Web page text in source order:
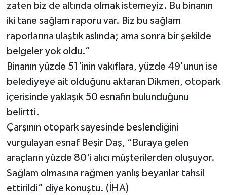
zaten biz de altında olmak istemeyiz. Bu binanın
iki tane sağlam raporu var. Biz bu sağlam
raporlarına ulaştık aslında; ama sonra bir şekilde
belgeler yok oldu.”
Binanın yüzde 51'inin vakıflara, yüzde 49'unun ise
belediyeye ait olduğunu aktaran Dikmen, otopark
içerisinde yaklaşık 50 esnafın bulunduğunu
belirtti.
Çarşının otopark sayesinde beslendiğini
vurgulayan esnaf Beşir Daş, “Buraya gelen
araçların yüzde 80'i alıcı müşterilerden oluşuyor.
Sağlam olmasına rağmen yanlış beyanlar tahsil
ettirildi” diye konuştu. (İHA)